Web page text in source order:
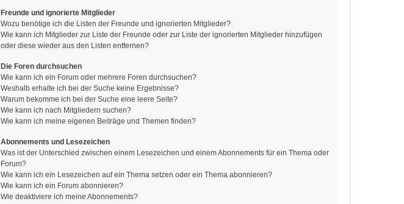
Freunde und ignorierte Mitglieder
Wozu benötige ich die Listen der Freunde und ignorierten Mitglieder?
Wie kann ich Mitglieder zur Liste der Freunde oder zur Liste der ignorierten Mitglieder hinzufügen
oder diese wieder aus den Listen entfernen?
Die Foren durchsuchen
Wie kann ich ein Forum oder mehrere Foren durchsuchen?
Weshalb erhalte ich bei der Suche keine Ergebnisse?
Warum bekomme ich bei der Suche eine leere Seite?
Wie kann ich nach Mitgliedern suchen?
Wie kann ich meine eigenen Beiträge und Themen finden?
Abonnements und Lesezeichen
Was ist der Unterschied zwischen einem Lesezeichen und einem Abonnements für ein Thema oder
Forum?
Wie kann ich ein Lesezeichen auf ein Thema setzen oder ein Thema abonnieren?
Wie kann ich ein Forum abonnieren?
Wie deaktiviere ich meine Abonnements?